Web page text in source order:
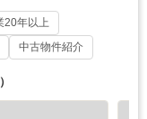
20年以上
中古物件紹介